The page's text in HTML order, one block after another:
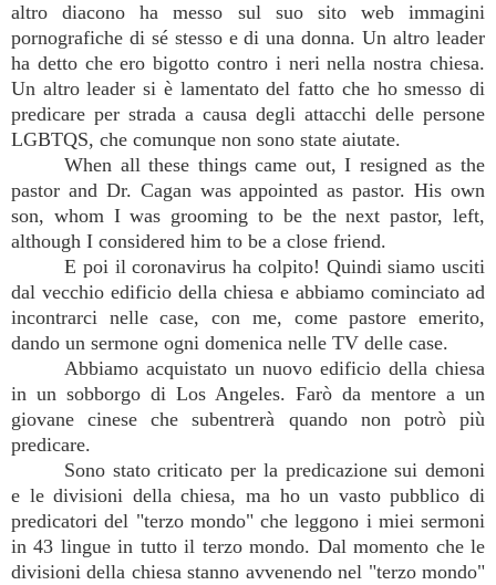
altro diacono ha messo sul suo sito web immagini
pornografiche di sé stesso e di una donna. Un altro leader
ha detto che ero bigotto contro i neri nella nostra chiesa.
Un altro leader si è lamentato del fatto che ho smesso di
predicare per strada a causa degli attacchi delle persone
LGBTQS, che comunque non sono state aiutate.
When all these things came out, I resigned as the
pastor and Dr. Cagan was appointed as pastor. His own
son, whom I was grooming to be the next pastor, left,
although I considered him to be a close friend.
E poi il coronavirus ha colpito! Quindi siamo usciti
dal vecchio edificio della chiesa e abbiamo cominciato ad
incontrarci nelle case, con me, come pastore emerito,
dando un sermone ogni domenica nelle TV delle case.
Abbiamo acquistato un nuovo edificio della chiesa
in un sobborgo di Los Angeles. Farò da mentore a un
giovane cinese che subentrerà quando non potrò più
predicare.
Sono stato criticato per la predicazione sui demoni
e le divisioni della chiesa, ma ho un vasto pubblico di
predicatori del "terzo mondo" che leggono i miei sermoni
in 43 lingue in tutto il terzo mondo. Dal momento che le
divisioni della chiesa stanno avvenendo nel "terzo mondo"